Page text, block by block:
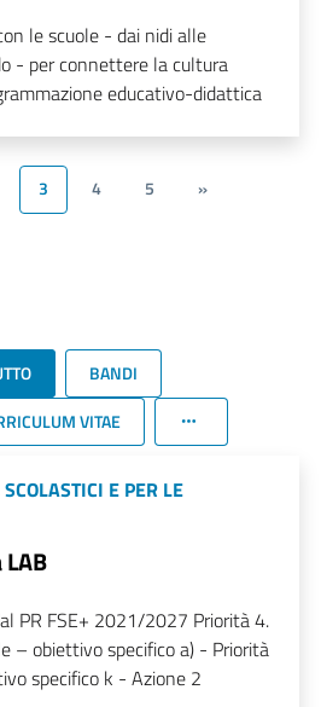
le scuole - dai nidi alle
- per connettere la cultura
educativo-didattica
3 4 5 »
BANDI
VITAE
E PER LE
PR FSE+ 2021/2027 Priorità 4.
– obiettivo specifico a) - Priorità
specifico k - Azione 2